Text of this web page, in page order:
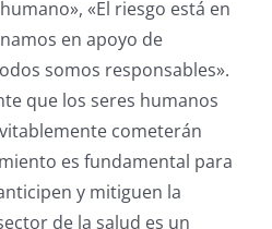
«El riesgo está en
en apoyo de
somos responsables».
que los seres humanos
cometerán
es fundamental para
y mitiguen la
de la salud es un